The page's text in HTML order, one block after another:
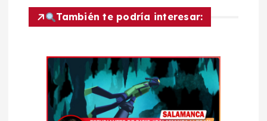
También te podría interesar: